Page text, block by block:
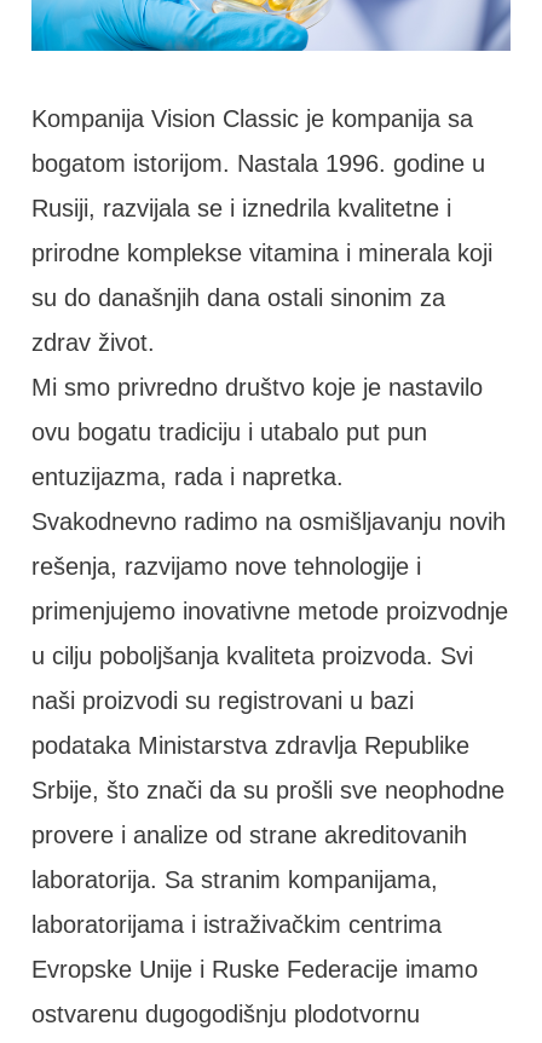
Kompanija Vision Classic je kompanija sa
bogatom istorijom. Nastala 1996. godine u
Rusiji, razvijala se i iznedrila kvalitetne i
prirodne komplekse vitamina i minerala koji
su do današnjih dana ostali sinonim za
zdrav život.
Mi smo privredno društvo koje je nastavilo
ovu bogatu tradiciju i utabalo put pun
entuzijazma, rada i napretka.
Svakodnevno radimo na osmišljavanju novih
rešenja, razvijamo nove tehnologije i
primenjujemo inovativne metode proizvodnje
u cilju poboljšanja kvaliteta proizvoda. Svi
naši proizvodi su registrovani u bazi
podataka Ministarstva zdravlja Republike
Srbije, što znači da su prošli sve neophodne
provere i analize od strane akreditovanih
laboratorija. Sa stranim kompanijama,
laboratorijama i istraživačkim centrima
Evropske Unije i Ruske Federacije imamo
ostvarenu dugogodišnju plodotvornu